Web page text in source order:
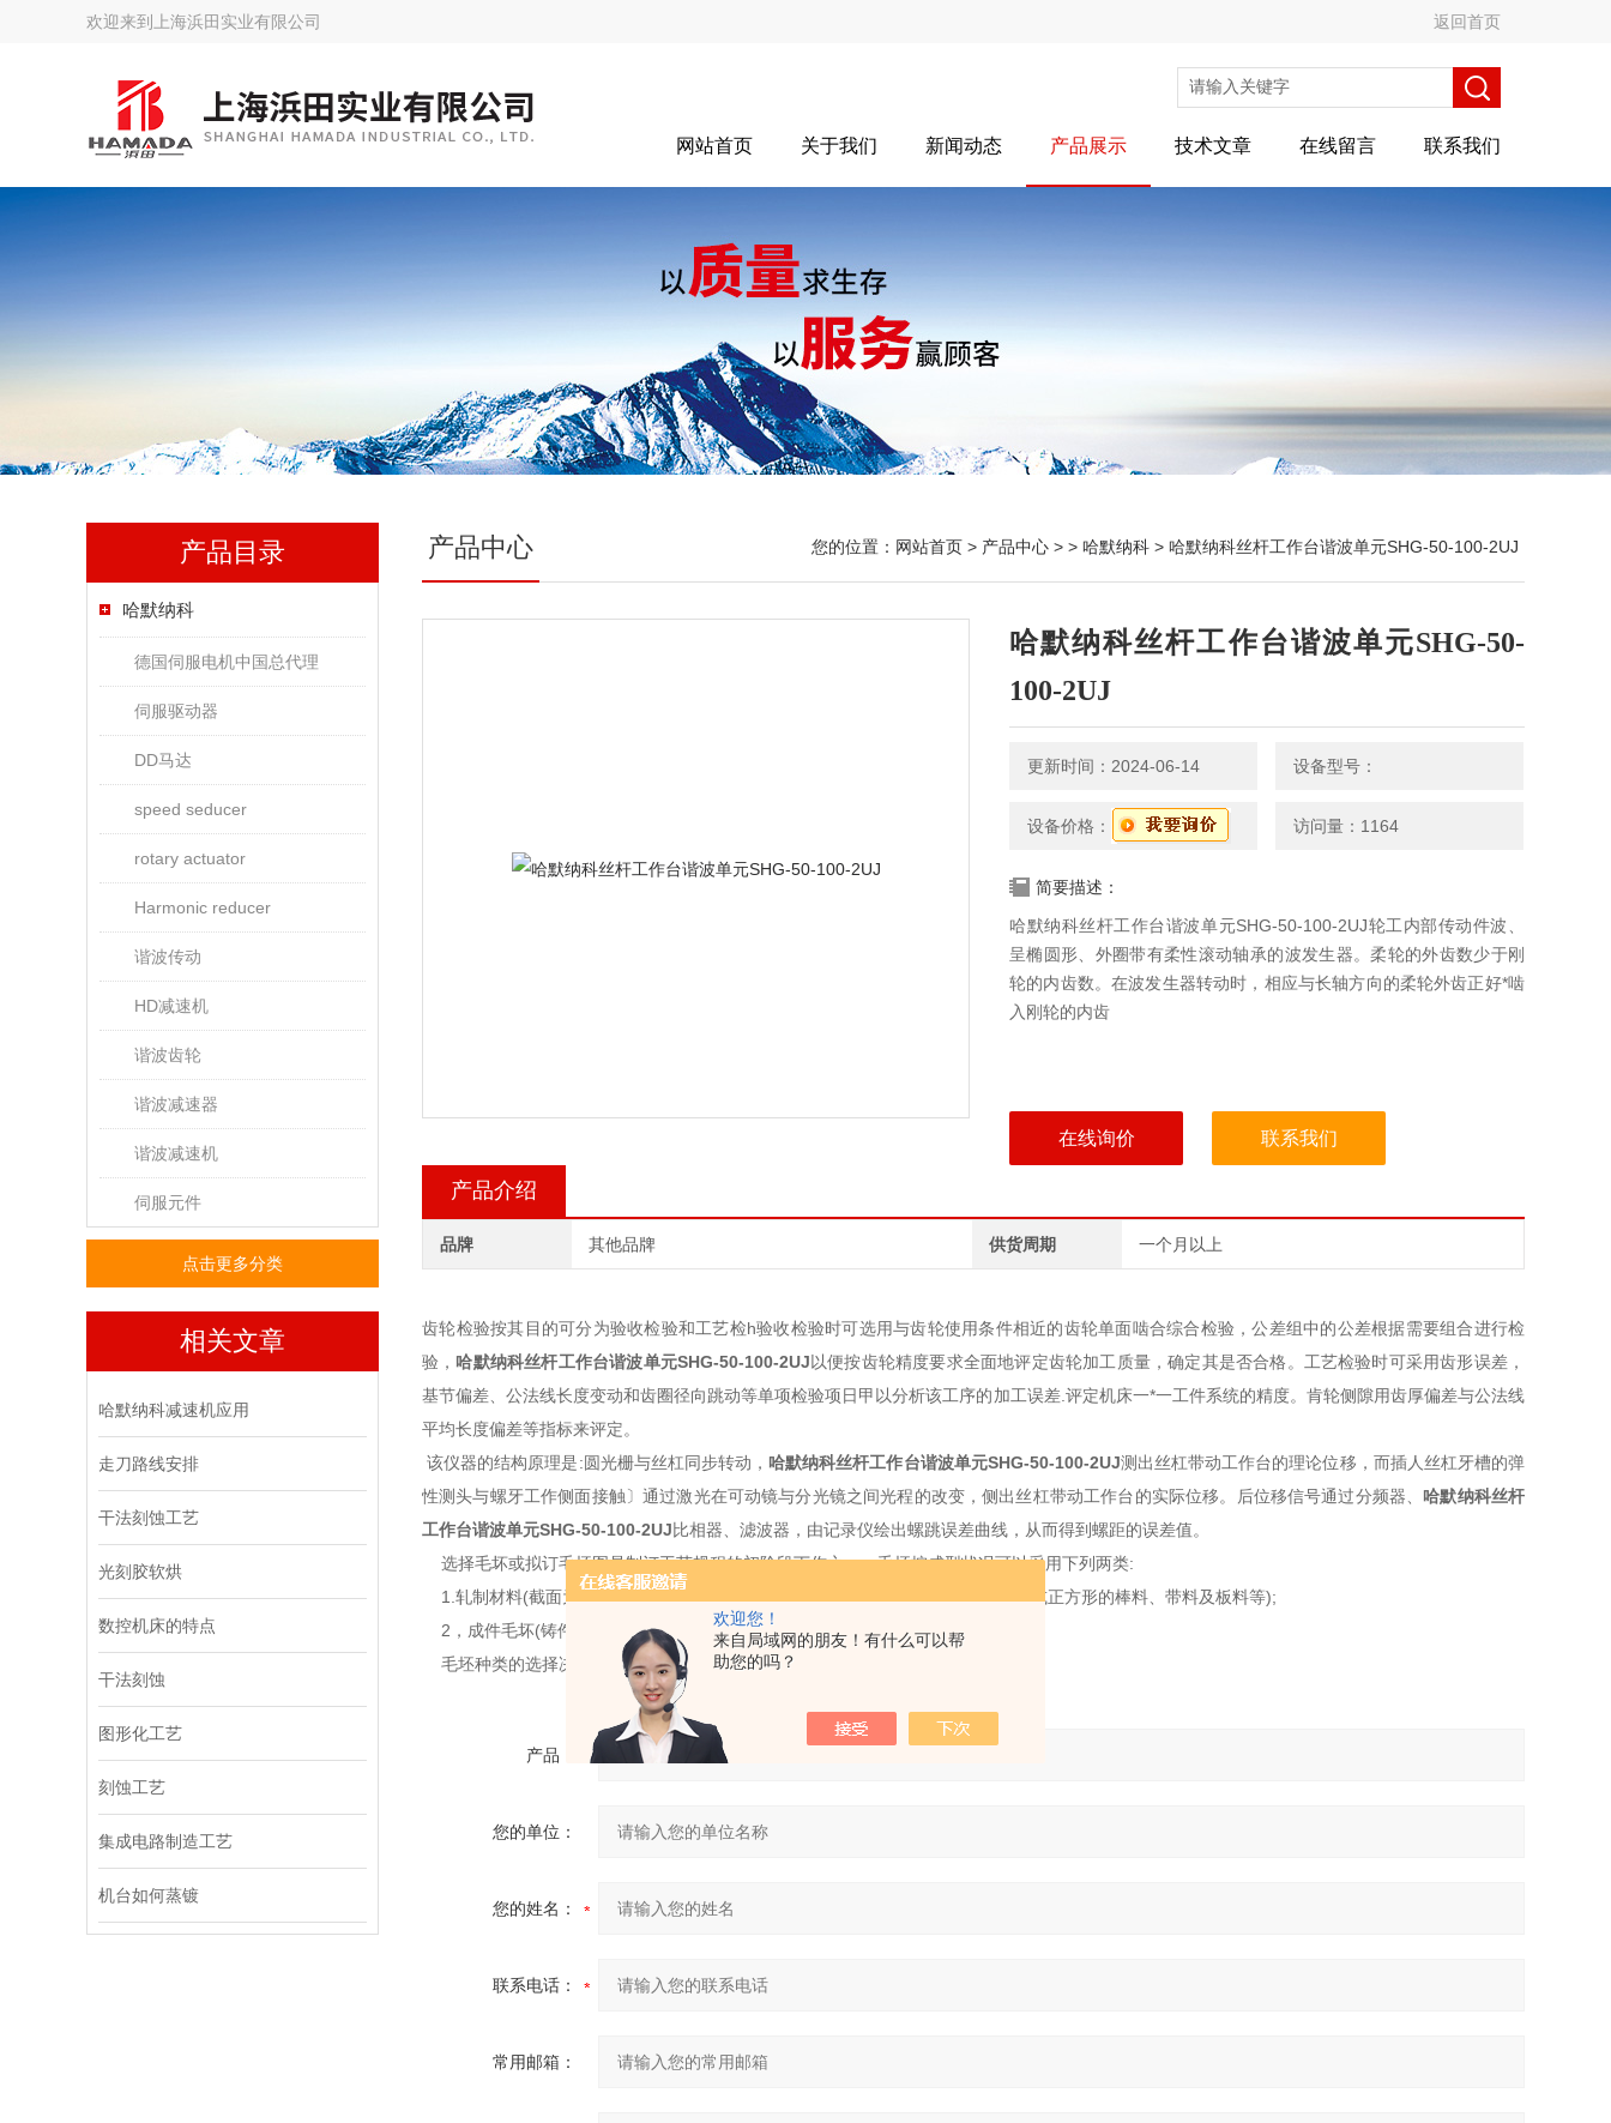
欢迎您！
来自局域网的朋友！有什么可以帮
助您的吗？
欢迎来到 上海浜田实业有限公司 返回首页
网站首页 关于我们 新闻动态 产品展示 技术文章 在线留言 联系我们
产品目录
哈默纳科
德国伺服电机中国总代理
伺服驱动器
DD马达
speed seducer
rotary actuator
Harmonic reducer
谐波传动
HD减速机
谐波齿轮
谐波减速器
谐波减速机
伺服元件
点击更多分类
相关文章
哈默纳科减速机应用
走刀路线安排
干法刻蚀工艺
光刻胶软烘
数控机床的特点
干法刻蚀
图形化工艺
刻蚀工艺
集成电路制造工艺
机台如何蒸镀
产品中心 您的位置： 网站首页 > 产品中心 > > 哈默纳科 > 哈默纳科丝杆工作台谐波单元SHG-50-100-2UJ
哈默纳科丝杆工作台谐波单元SHG-50-
100-2UJ
更新时间：2024-06-14 设备型号：
设备价格： 访问量：1164
简要描述：
哈默纳科丝杆工作台谐波单元SHG-50-100-2UJ轮工内部传动件波、
呈椭圆形、外圈带有柔性滚动轴承的波发生器。柔轮的外齿数少于刚
轮的内齿数。在波发生器转动时，相应与长轴方向的柔轮外齿正好*啮
入刚轮的内齿
在线询价 联系我们
产品介绍
品牌 其他品牌 供货周期 一个月以上
齿轮检验按其目的可分为验收检验和工艺检h验收检验时可选用与齿轮使用条件相近的齿轮单面啮合综合检验，公差组中的公差根据需要组合进行检
验，哈默纳科丝杆工作台谐波单元SHG-50-100-2UJ以便按齿轮精度要求全面地评定齿轮加工质量，确定其是否合格。工艺检验时可采用齿形误差，
基节偏差、公法线长度变动和齿圈径向跳动等单项检验项日甲以分析该工序的加工误差.评定机床一*一工件系统的精度。肯轮侧隙用齿厚偏差与公法线
平均长度偏差等指标来评定。
该仪器的结构原理是:圆光栅与丝杠同步转动，哈默纳科丝杆工作台谐波单元SHG-50-100-2UJ测出丝杠带动工作台的理论位移，而插人丝杠牙槽的弹
性测头与螺牙工作侧面接触〕通过激光在可动镜与分光镜之间光程的改变，侧出丝杠带动工作台的实际位移。后位移信号通过分频器、哈默纳科丝杆
工作台谐波单元SHG-50-100-2UJ比相器、滤波器，由记录仪绘出螺跳误差曲线，从而得到螺距的误差值。
选择毛坏或拟订毛坯图是制订工艺规程的初阶段丁作之一。毛坯按成型状况可以采用下列两类:
1.轧制材料(截面为圆形
、六角形或正方形的棒料、带料及板料等);
2，成件毛坏(铸件、锻件、模锻件及冷冲件等)。
毛坯种类的选择决定于零件的材料、形状、生产性质及在生产中获得的可能性
产品：
您的单位：
您的姓名：
联系电话：
常用邮箱：